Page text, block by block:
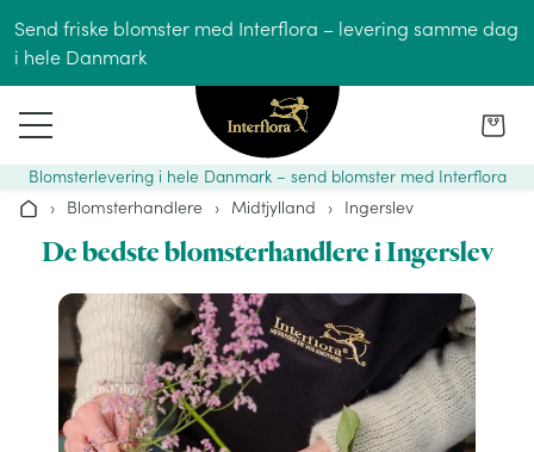
Send friske blomster med Interflora – levering samme dag
i hele Danmark
Blomsterlevering i hele Danmark – send blomster med Interflora
Hjem› Blomsterhandlere › Midtjylland › Ingerslev
De bedste blomsterhandlere i Ingerslev